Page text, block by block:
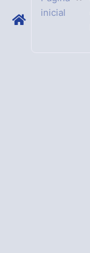
inicial